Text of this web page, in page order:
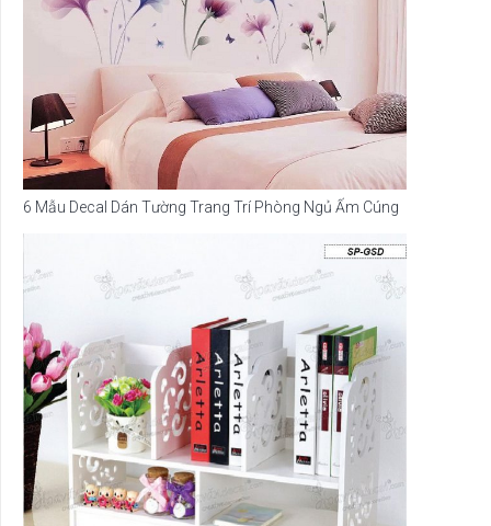
6 Mẫu Decal Dán Tường Trang Trí Phòng Ngủ Ấm Cúng